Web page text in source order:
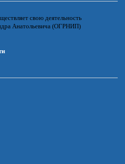
свою деятельность
Анатольевича (ОГРНИП)